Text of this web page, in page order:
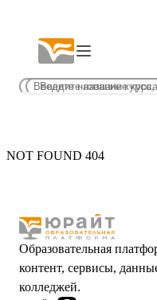
NOT FOUND 404
Образовательная
контент, сервисы,
колледжей.